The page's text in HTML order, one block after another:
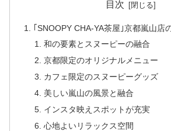
目次
｢SNOOPY CHA-YA茶屋｣京都嵐山店
和の要素とスヌーピーの融合
京都限定のオリジナルメニュー
カフェ限定のスヌーピーグッズ
美しい嵐山の風景と融合
インスタ映えスポットが充実
心地よいリラックス空間